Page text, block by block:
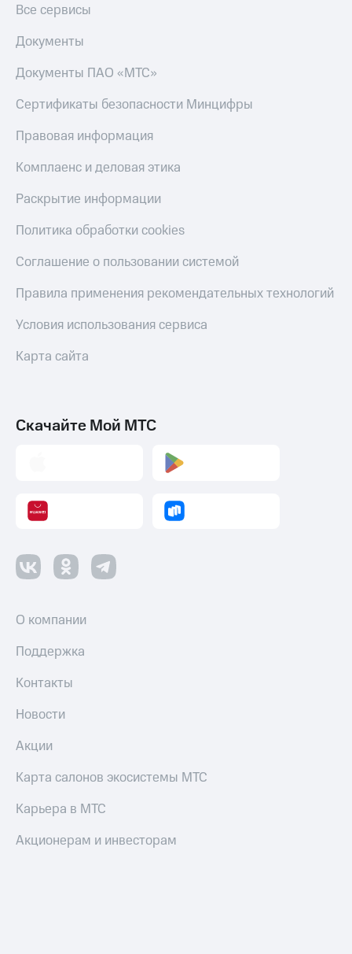
Все сервисы
Документы
Документы ПАО «МТС»
Сертификаты безопасности Минцифры
Правовая информация
Комплаенс и деловая этика
Раскрытие информации
Политика обработки cookies
Соглашение о пользовании системой
Правила применения рекомендательных технологий
Условия использования сервиса
Карта сайта
Скачайте Мой МТС
О компании
Поддержка
Контакты
Новости
Акции
Карта салонов экосистемы МТС
Карьера в МТС
Акционерам и инвесторам